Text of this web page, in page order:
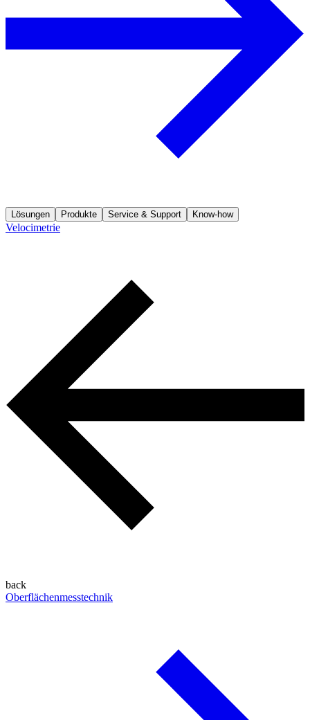
Lösungen Produkte Service & Support Know-how
Velocimetrie
back
Oberflächenmesstechnik